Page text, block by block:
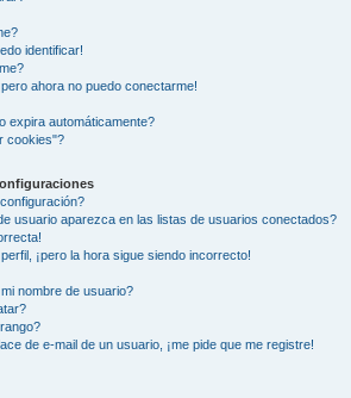
identificar!
ahora no puedo conectarme!
expira automáticamente?
cookies"?
usuario aparezca en las listas de usuarios conectados?
¡pero la hora sigue siendo incorrecto!
nombre de usuario?
de e-mail de un usuario, ¡me pide que me registre!